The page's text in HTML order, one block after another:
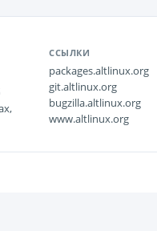
ССЫЛКИ
packages.altlinux.org
git.altlinux.org
bugzilla.altlinux.org
www.altlinux.org